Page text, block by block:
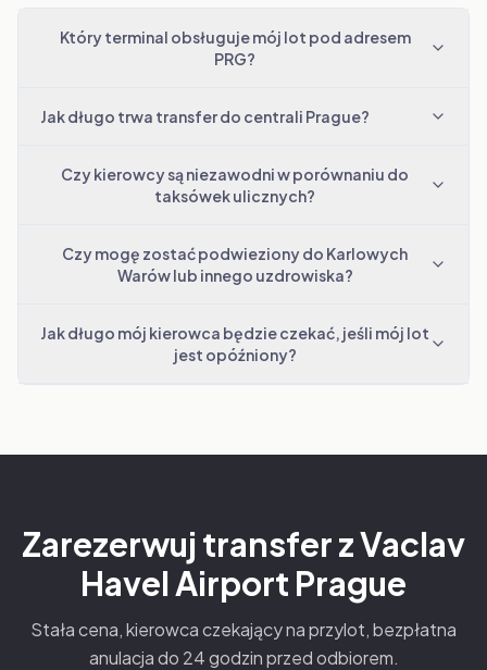
Który terminal obsługuje mój lot pod adresem
PRG?
Jak długo trwa transfer do centrali Prague?
Czy kierowcy są niezawodni w porównaniu do
taksówek ulicznych?
Czy mogę zostać podwieziony do Karlowych
Warów lub innego uzdrowiska?
Jak długo mój kierowca będzie czekać, jeśli mój lot
jest opóźniony?
Zarezerwuj transfer z Vaclav
Havel Airport Prague
Stała cena, kierowca czekający na przylot, bezpłatna
anulacja do 24 godzin przed odbiorem.